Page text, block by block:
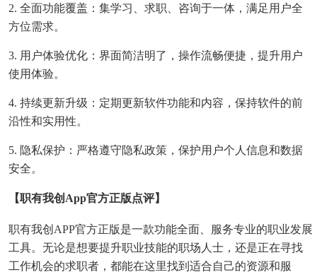
2. 全面功能覆盖：集学习、求职、咨询于一体，满足用户全
方位需求。
3. 用户体验优化：界面简洁明了，操作流畅便捷，提升用户
使用体验。
4. 持续更新升级：定期更新软件功能和内容，保持软件的前
沿性和实用性。
5. 隐私保护：严格遵守隐私政策，保护用户个人信息和数据
安全。
【职有我创app官方正版点评】
职有我创APP官方正版是一款功能全面、服务专业的职业发展
工具。无论是想要提升职业技能的职场人士，还是正在寻找
工作机会的求职者，都能在这里找到适合自己的资源和服